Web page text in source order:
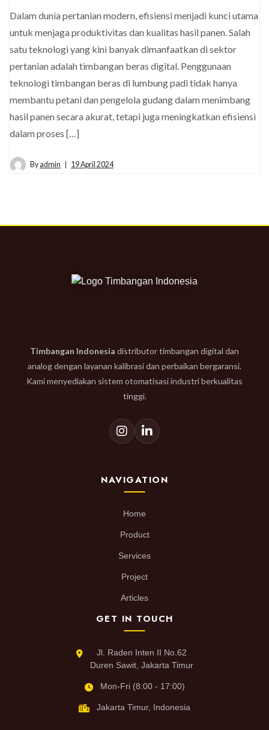
Dalam dunia pertanian modern, efisiensi menjadi kunci utama
untuk menjaga produktivitas dan kualitas hasil panen. Salah
satu teknologi yang kini banyak dimanfaatkan di sektor
pertanian adalah timbangan beras digital. Penggunaan
teknologi timbangan beras di lumbung padi tidak hanya
membantu petani dan pengelola gudang dalam menimbang
hasil panen secara akurat, tetapi juga meningkatkan efisiensi
dalam proses […]
By admin 19 April 2024
Timbangan Indonesia distributor timbangan digital dan
analog dengan layanan kalibrasi dan perbaikan bergaransi.
Kami menyediakan sistem otomatisasi industri berkualitas
tinggi.
NAVIGATION
Home
Product
Services
Project
Articles
GET IN TOUCH
Jl. Raden Inten II No.62
Duren Sawit, Jakarta Timur
Mon-Fri (8:00 - 17:00)
Jakarta Timur, Indonesia